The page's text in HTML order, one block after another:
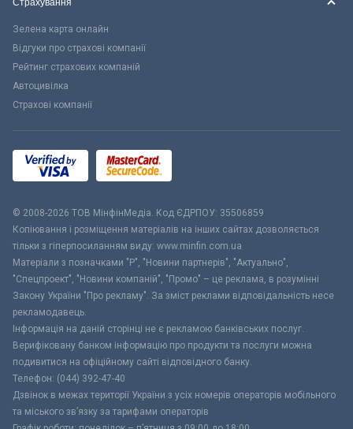
Страхування
Зелена карта онлайн
Відгуки про страхові компанії
Рейтинг страхових компаній
Автоцивілка
Страхові компанії
© 2008-2026 ТОВ МiнфiнМедiа. Код ЄДРПОУ: 35506859
Копіювання і розміщення матеріалів на інших сайтах дозволяється
тільки з гіперпосиланням виду: www.minfin.com.ua
Матеріали з позначками "Р", "Новини партнерів", "Актуально",
"Спецпроект", "Новини компаній", "Промо" – це реклама, в розумінні
Закону України "Про рекламу". За зміст реклами відповідальність несе
рекламодавець.
Інформація на даній сторінці не є рекламою банківських послуг.
Верифіковану банком інформацію про продукти та послуги можна
подивитися на офіційному сайті відповідного банку.
Телефон: (044) 392-47-40
Дзвінок в межах території України з усіх номерів операторів мобільного
та міського зв’язку за тарифами операторів